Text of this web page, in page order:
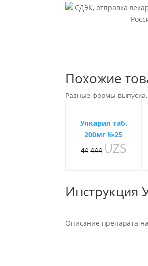
Похожие
Разные формы
Улкарил таб.
200мг №25
44 444 UZS
Инструкция
Описание препарата